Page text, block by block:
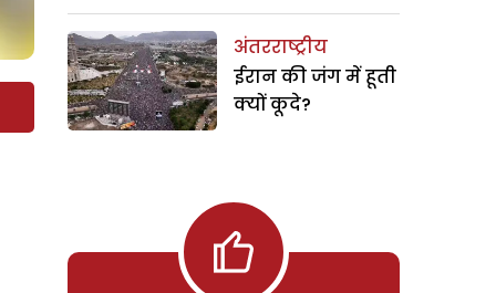
अंतरराष्ट्रीय
ईरान की जंग में हूती
क्यों कूदे?